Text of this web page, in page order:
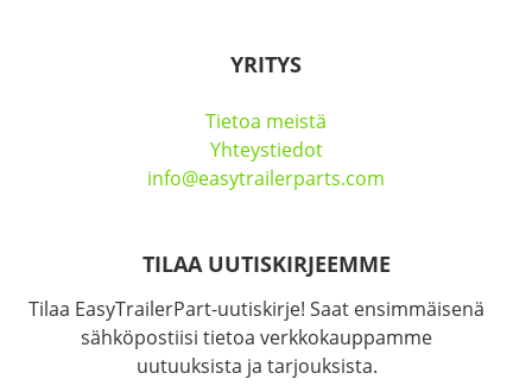
YRITYS
Tietoa meistä
Yhteystiedot
info@easytrailerparts.com
TILAA UUTISKIRJEEMME
Tilaa EasyTrailerPart-uutiskirje! Saat ensimmäisenä
sähköpostiisi tietoa verkkokauppamme
uutuuksista ja tarjouksista.